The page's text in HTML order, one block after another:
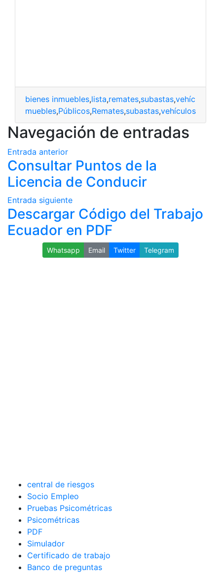
bienes inmuebles,lista,remates,subastas,vehículos
inmuebles,Públicos,Remates,subastas,vehículos
Navegación de entradas
Entrada anterior
Consultar Puntos de la
Licencia de Conducir
Entrada siguiente
Descargar Código del Trabajo
Ecuador en PDF
Whatsapp Email Twitter Telegram
central de riesgos
Socio Empleo
Pruebas Psicométricas
Psicométricas
PDF
Simulador
Certificado de trabajo
Banco de preguntas